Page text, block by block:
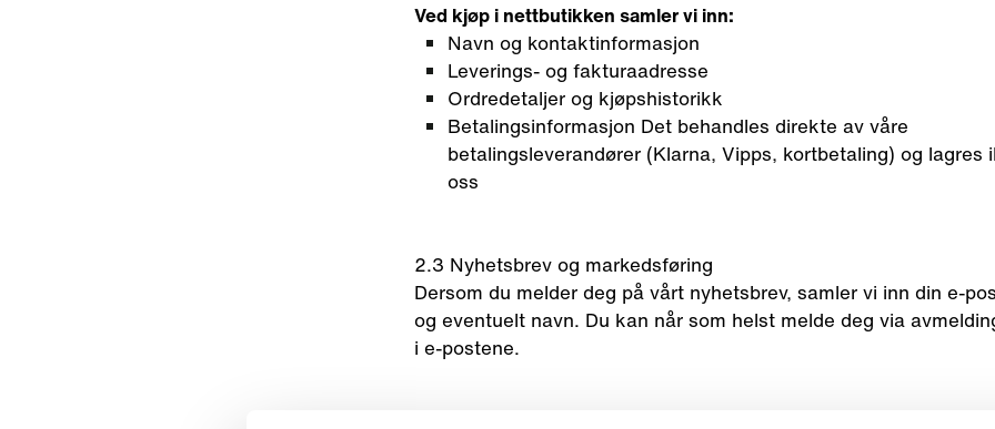
Ved kjøp i nettbutikken samler vi inn:
Navn og kontaktinformasjon
Leverings- og fakturaadresse
Ordredetaljer og kjøpshistorikk
Betalingsinformasjon Det behandles direkte av våre
betalingsleverandører (Klarna, Vipps, kortbetaling) og lagres
oss
2.3 Nyhetsbrev og markedsføring
Dersom du melder deg på vårt nyhetsbrev, samler vi inn din e-
og eventuelt navn. Du kan når som helst melde deg via
i e-postene.